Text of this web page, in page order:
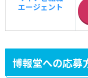
エージェント
博報堂への応募